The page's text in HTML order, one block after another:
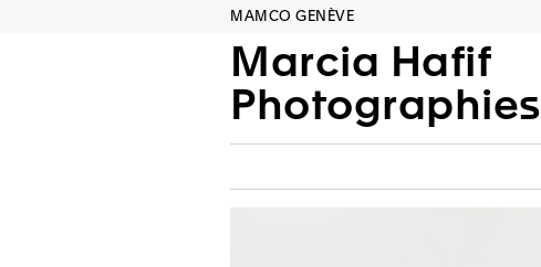
MAMCO GENÈVE
Marcia Hafif
Photographies